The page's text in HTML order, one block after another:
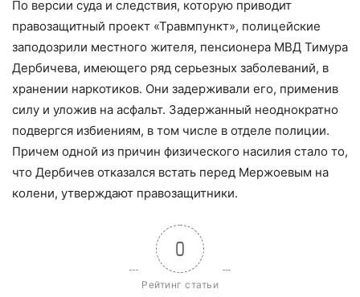
По версии суда и следствия, которую приводит
правозащитный проект «Травмпункт», полицейские
заподозрили местного жителя, пенсионера МВД Тимура
Дербичева, имеющего ряд серьезных заболеваний, в
хранении наркотиков. Они задерживали его, применив
силу и уложив на асфальт. Задержанный неоднократно
подвергся избиениям, в том числе в отделе полиции.
Причем одной из причин физического насилия стало то,
что Дербичев отказался встать перед Мержоевым на
колени, утверждают правозащитники.
0
Рейтинг статьи